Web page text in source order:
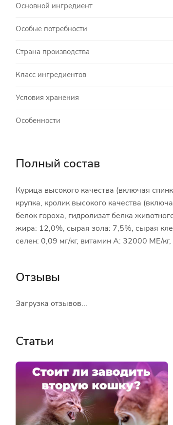
Основной ингредиент
Особые потребности
Страна производства
Класс ингредиентов
Условия хранения
Особенности
Полный состав
Курица высокого качества (включая
крупка, кролик высокого качества
белок гороха, гидролизат белка
жира: 12,0%, сырая зола: 7,5%, сырая
селен: 0,09 мг/кг, витамин А: 32000 МЕ/
Отзывы
Загрузка отзывов...
Статьи